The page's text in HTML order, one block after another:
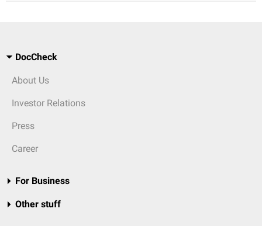
DocCheck
About Us
Investor Relations
Press
Career
For Business
Other stuff